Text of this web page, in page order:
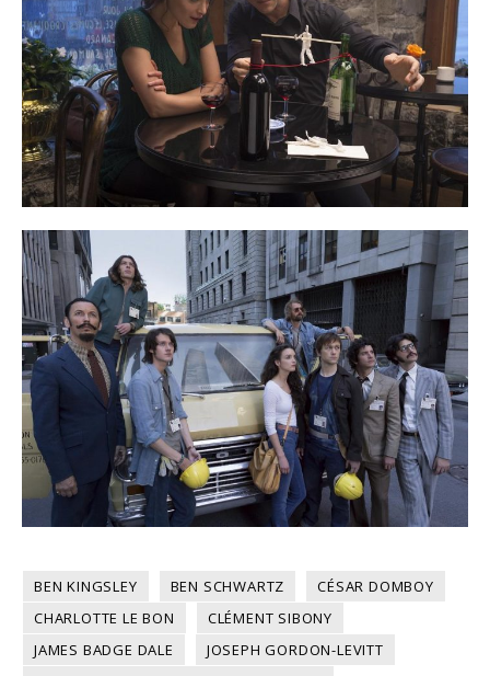
BEN KINGSLEY BEN SCHWARTZ
CÉSAR DOMBOY
CHARLOTTE LE BON
CLÉMENT SIBONY
JAMES BADGE DALE
JOSEPH GORDON-LEVITT